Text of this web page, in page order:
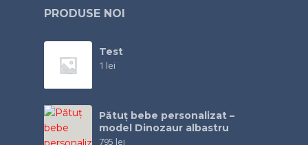
PRODUSE NOI
Test
1 lei
Pătuț bebe personalizat –
model Dinozaur albastru
795 lei